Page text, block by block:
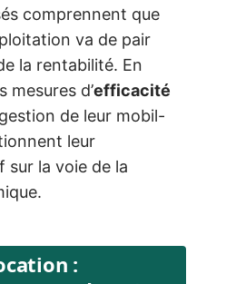
comprennent que
va de pair
la rentabilité. En
mesures d’efficacité
de leur mobil-
leur
sur la voie de la
: